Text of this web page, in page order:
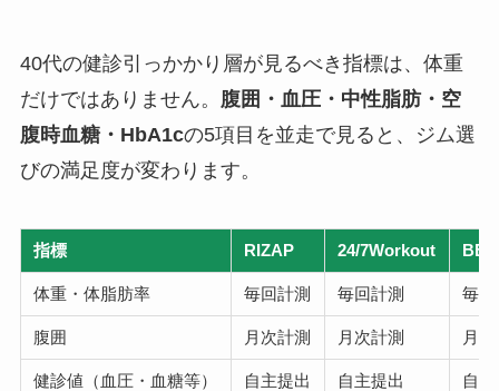
40代の健診引っかかり層が見るべき指標は、体重
だけではありません。 腹囲・血圧・中性脂肪・空
腹時血糖・HbA1cの5項目を並走で見ると、ジム選
びの満足度が変わります。
指標 RIZAP 24/7Workout
体重・体脂肪率 毎回計測 毎回計測 毎
腹囲 月次計測 月次計測 月
健診値（血圧・血糖等） 自主提出 自主提出 自